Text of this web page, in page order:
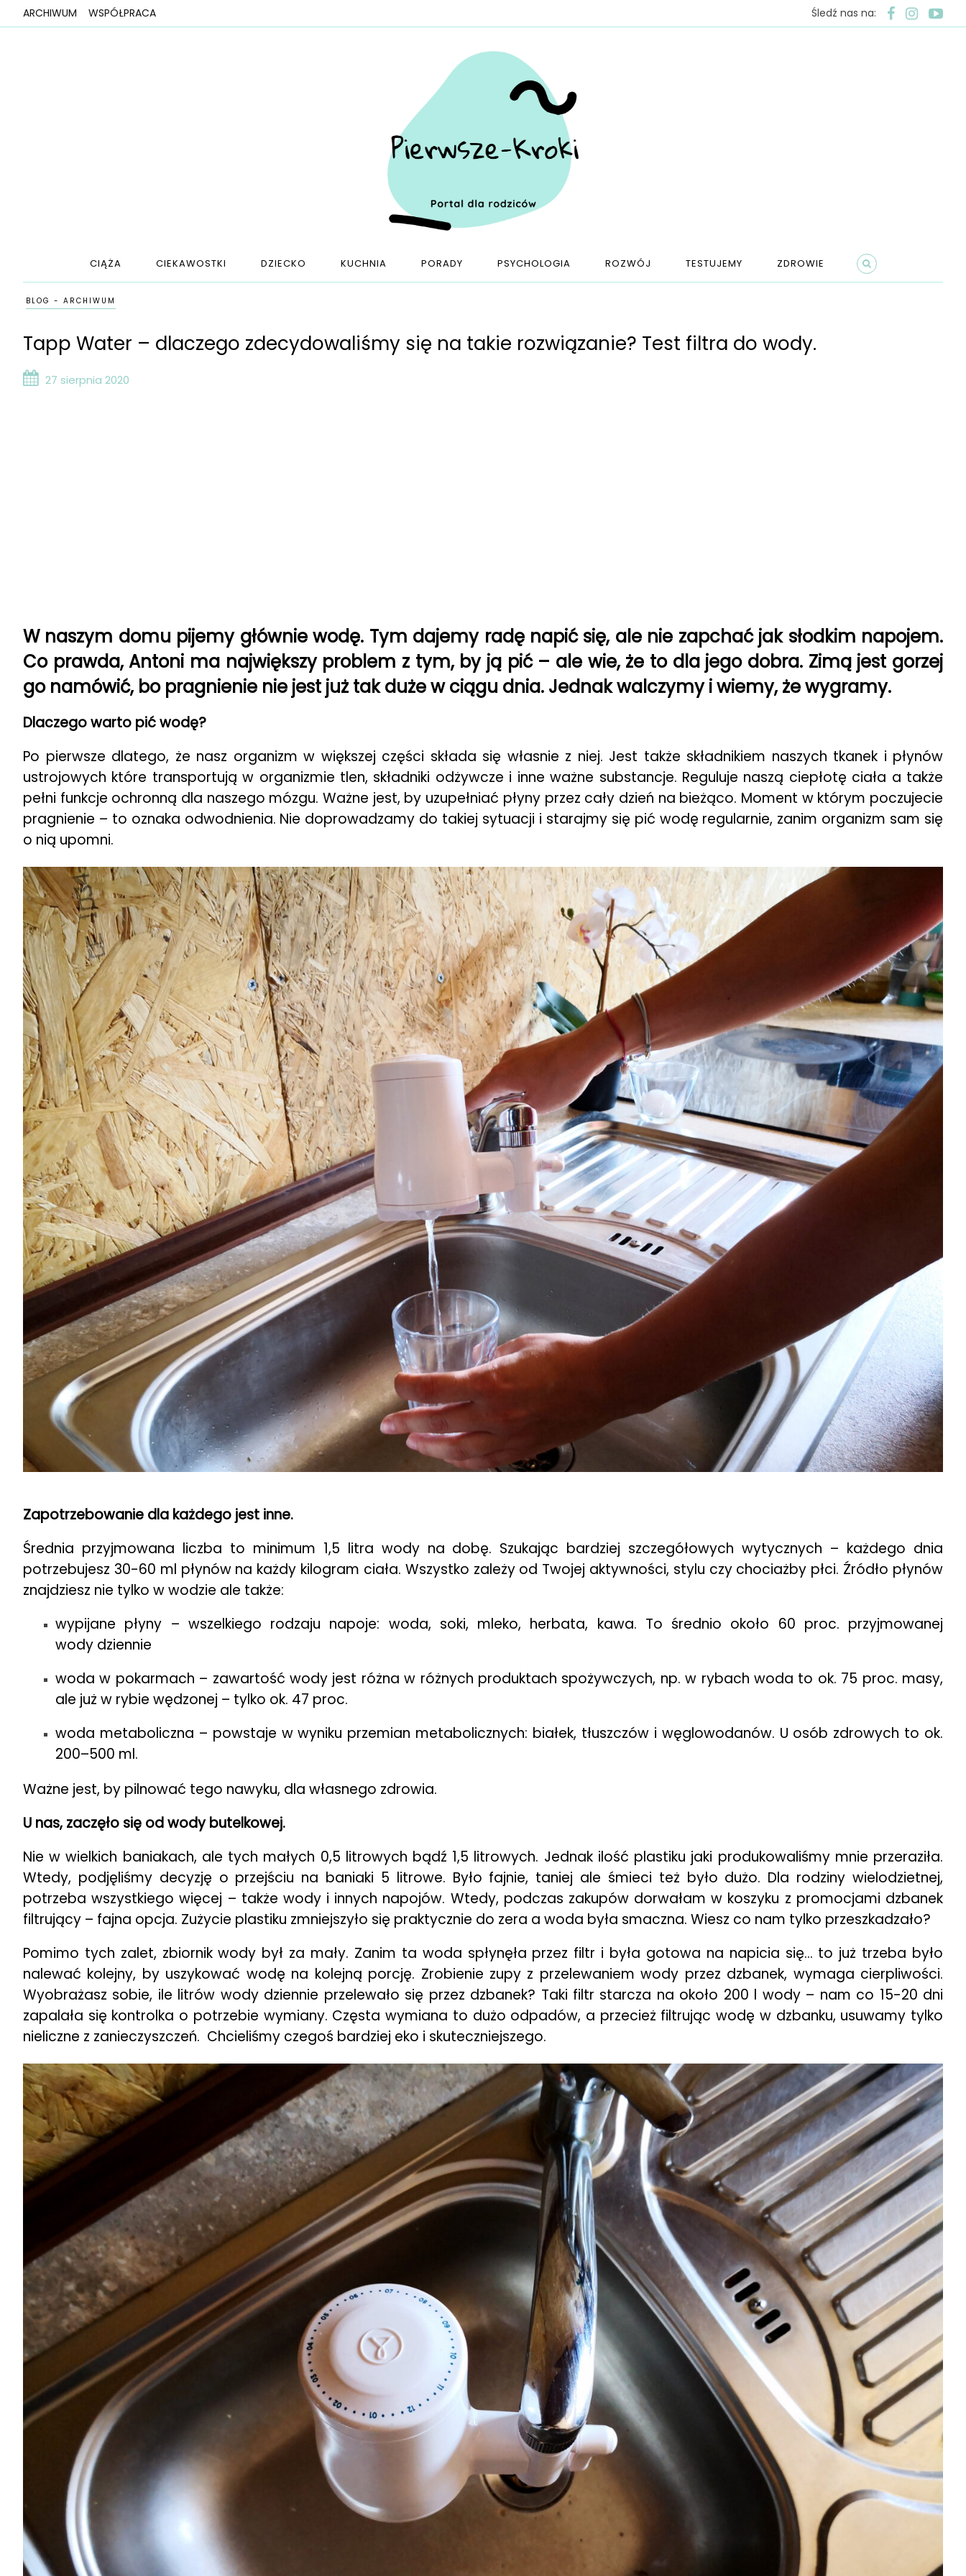
ARCHIWUM WSPÓŁPRACA Śledź nas na:
CIĄŻA CIEKAWOSTKI DZIECKO KUCHNIA PORADY PSYCHOLOGIA ROZWÓJ TESTUJEMY ZDROWIE
BLOG - ARCHIWUM
Tapp Water – dlaczego zdecydowaliśmy się na takie rozwiązanie? Test filtra do wody.
27 sierpnia 2020
W naszym domu pijemy głównie wodę. Tym dajemy radę napić się, ale nie zapchać jak słodkim napojem.
Co prawda, Antoni ma największy problem z tym, by ją pić – ale wie, że to dla jego dobra. Zimą jest gorzej
go namówić, bo pragnienie nie jest już tak duże w ciągu dnia. Jednak walczymy i wiemy, że wygramy.
Dlaczego warto pić wodę?
Po pierwsze dlatego, że nasz organizm w większej części składa się własnie z niej. Jest także składnikiem naszych tkanek i płynów
ustrojowych które transportują w organizmie tlen, składniki odżywcze i inne ważne substancje. Reguluje naszą ciepłotę ciała a także
pełni funkcje ochronną dla naszego mózgu. Ważne jest, by uzupełniać płyny przez cały dzień na bieżąco. Moment w którym poczujecie
pragnienie – to oznaka odwodnienia. Nie doprowadzamy do takiej sytuacji i starajmy się pić wodę regularnie, zanim organizm sam się
o nią upomni.
Zapotrzebowanie dla każdego jest inne.
Średnia przyjmowana liczba to minimum 1,5 litra wody na dobę. Szukając bardziej szczegółowych wytycznych – każdego dnia
potrzebujesz 30-60 ml płynów na każdy kilogram ciała. Wszystko zależy od Twojej aktywności, stylu czy chociażby płci. Źródło płynów
znajdziesz nie tylko w wodzie ale także:
wypijane płyny – wszelkiego rodzaju napoje: woda, soki, mleko, herbata, kawa. To średnio około 60 proc. przyjmowanej
wody dziennie
woda w pokarmach – zawartość wody jest różna w różnych produktach spożywczych, np. w rybach woda to ok. 75 proc. masy,
ale już w rybie wędzonej – tylko ok. 47 proc.
woda metaboliczna – powstaje w wyniku przemian metabolicznych: białek, tłuszczów i węglowodanów. U osób zdrowych to ok.
200–500 ml.
Ważne jest, by pilnować tego nawyku, dla własnego zdrowia.
U nas, zaczęło się od wody butelkowej.
Nie w wielkich baniakach, ale tych małych 0,5 litrowych bądź 1,5 litrowych. Jednak ilość plastiku jaki produkowaliśmy mnie przeraziła.
Wtedy, podjęliśmy decyzję o przejściu na baniaki 5 litrowe. Było fajnie, taniej ale śmieci też było dużo. Dla rodziny wielodzietnej,
potrzeba wszystkiego więcej – także wody i innych napojów. Wtedy, podczas zakupów dorwałam w koszyku z promocjami dzbanek
filtrujący – fajna opcja. Zużycie plastiku zmniejszyło się praktycznie do zera a woda była smaczna. Wiesz co nam tylko przeszkadzało?
Pomimo tych zalet, zbiornik wody był za mały. Zanim ta woda spłynęła przez filtr i była gotowa na napicia się… to już trzeba było
nalewać kolejny, by uszykować wodę na kolejną porcję. Zrobienie zupy z przelewaniem wody przez dzbanek, wymaga cierpliwości.
Wyobrażasz sobie, ile litrów wody dziennie przelewało się przez dzbanek? Taki filtr starcza na około 200 l wody – nam co 15-20 dni
zapalała się kontrolka o potrzebie wymiany. Częsta wymiana to dużo odpadów, a przecież filtrując wodę w dzbanku, usuwamy tylko
nieliczne z zanieczyszczeń. Chcieliśmy czegoś bardziej eko i skuteczniejszego.